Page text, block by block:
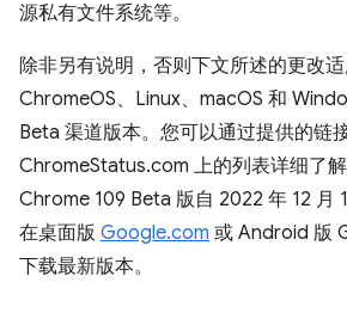
源私有文件系统等。
除非另有说明，否则下文所述的更改适
ChromeOS、Linux、macOS 和
Beta 渠道版本。您可以通过提供的链
ChromeStatus.com 上的列表详细了解
Chrome 109 Beta 版自 2022 年 12 月
在桌面版 Google.com 或 Android 版
下载最新版本。